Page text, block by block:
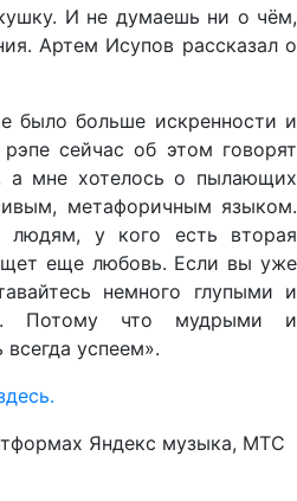
И не думаешь ни о чём,
Артем Исупов рассказал о
было больше искренности и
сейчас об этом говорят
а мне хотелось о пылающих
метафоричным языком.
людям, у кого есть вторая
еще любовь. Если вы уже
немного глупыми и
Потому что мудрыми и
успеем».
Яндекс музыка, МТС